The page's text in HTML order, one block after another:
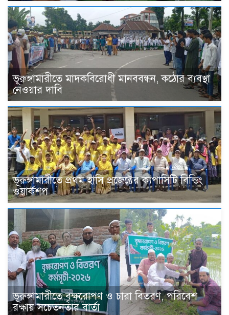
ভূরুঙ্গামারীতে মাদকবিরোধী মানববন্ধন, কঠোর ব্যবস্থা
নেওয়ার দাবি
ভূরুঙ্গামারীতে প্রথম হাসি প্রজেক্টের ক্যপাসিটি বিল্ডিং
ওয়ার্কশপ
ভূরুঙ্গামারীতে বৃক্ষরোপণ ও চারা বিতরণ, পরিবেশ
রক্ষায় সচেতনতার বার্তা